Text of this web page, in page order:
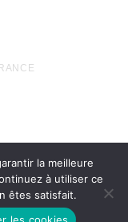
la meilleure
à utiliser ce
êtes satisfait.
les cookies